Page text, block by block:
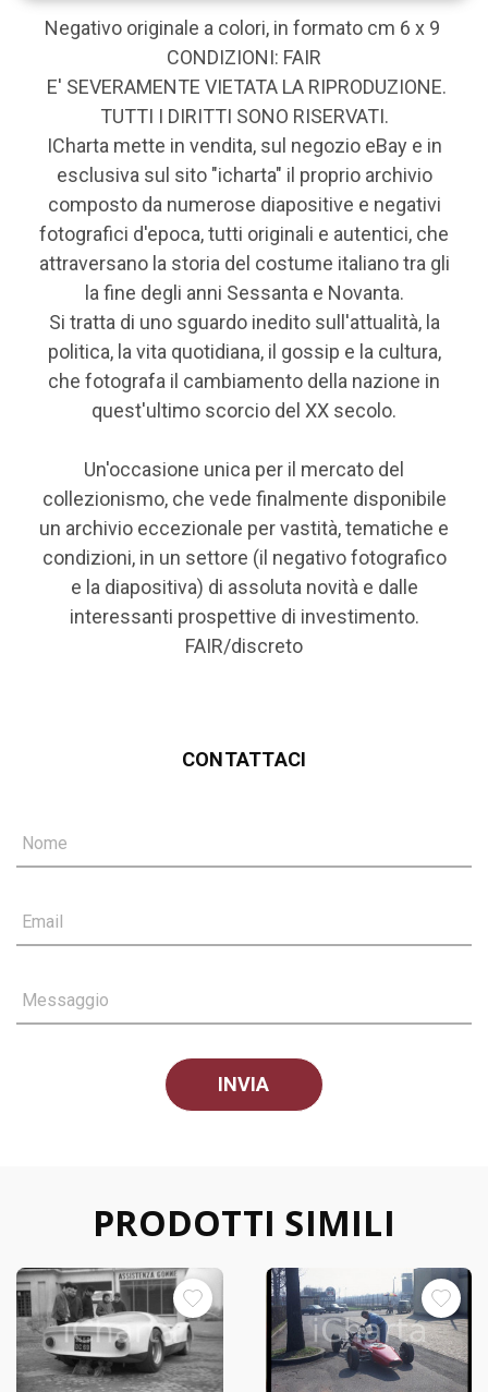
Negativo originale a colori, in formato cm 6 x 9
CONDIZIONI: FAIR
E' SEVERAMENTE VIETATA LA RIPRODUZIONE.
TUTTI I DIRITTI SONO RISERVATI.
ICharta mette in vendita, sul negozio eBay e in
esclusiva sul sito "icharta" il proprio archivio
composto da numerose diapositive e negativi
fotografici d'epoca, tutti originali e autentici, che
attraversano la storia del costume italiano tra gli
la fine degli anni Sessanta e Novanta.
Si tratta di uno sguardo inedito sull'attualità, la
politica, la vita quotidiana, il gossip e la cultura,
che fotografa il cambiamento della nazione in
quest'ultimo scorcio del XX secolo.
Un'occasione unica per il mercato del
collezionismo, che vede finalmente disponibile
un archivio eccezionale per vastità, tematiche e
condizioni, in un settore (il negativo fotografico
e la diapositiva) di assoluta novità e dalle
interessanti prospettive di investimento.
FAIR/discreto
CONTATTACI
Nome
Email
Messaggio
PRODOTTI SIMILI